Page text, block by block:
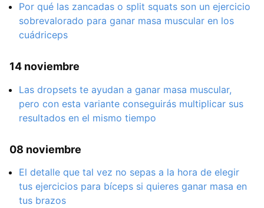
Por qué las zancadas o split squats son un ejercicio
sobrevalorado para ganar masa muscular en los
cuádriceps
14 noviembre
Las dropsets te ayudan a ganar masa muscular,
pero con esta variante conseguirás multiplicar sus
resultados en el mismo tiempo
08 noviembre
El detalle que tal vez no sepas a la hora de elegir
tus ejercicios para bíceps si quieres ganar masa en
tus brazos